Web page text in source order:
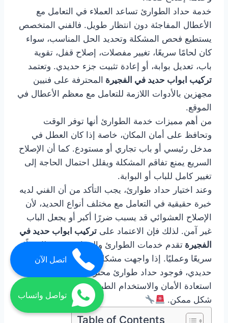
خدمة حداد الطوارئ تساعد العملاء في التعامل مع
الأعطال المفاجئة دون انتظار طويل. فالفني المتخصص
يستطيع فحص المشكلة وتحديد الحل المناسب، سواء
كان لحامًا سريعًا، تغيير مفصلات، إصلاح قفل، تقوية
باب، تعديل بوابة، أو إعادة تثبيت جزء حديدي. وتعتمد
تركيب ابواب حديد في الفجيرة المحترفة على فنيين
مجهزين بالأدوات اللازمة للتعامل مع معظم الأعطال في
الموقع.
من أهم مميزات خدمة الطوارئ أنها توفر الوقت
وتحافظ على أمان المكان، خاصة إذا كان العطل في
مدخل رئيسي أو باب تجاري أو مستودع. كما أن الإصلاح
السريع يمنع تفاقم المشكلة ويقلل احتمال الحاجة إلى
تغيير كامل للباب أو البوابة.
وعند اختيار حداد طوارئ، يجب التأكد من أن الفني لديه
خبرة حقيقية في التعامل مع مختلف أنواع الحديد، لأن
الإصلاح العشوائي قد يسبب ضررًا أكبر أو يجعل الباب
غير آمن. لذلك فإن الاعتماد على تركيب ابواب حديد في
الفجيرة تقدم خدمات الطوارئ والصيانة يضمن لك حلًا
سريعًا وعمليًا. إذا واجهت مشكلة مفاجئة في أي عمل
حديدي، فوجود حداد طوارئ محترف يساعدك على
استعادة الأمان والاستخدام الطبيعي للمكان بأسرع
شكل ممكن.
Table of Contents
اتصل الآن
تواصل واتساب